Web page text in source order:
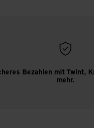
Bezahlen mit Twint,
mehr.